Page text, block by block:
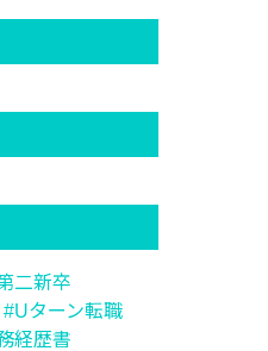
二新卒
Uターン転職
経歴書